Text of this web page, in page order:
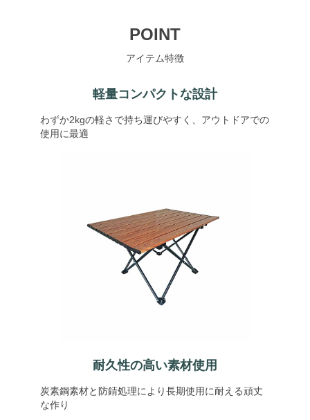
POINT
アイテム特徴
軽量コンパクトな設計
わずか2kgの軽さで持ち運びやすく、アウトドアでの
使用に最適
耐久性の高い素材使用
炭素鋼素材と防錆処理により長期使用に耐える頑丈
な作り